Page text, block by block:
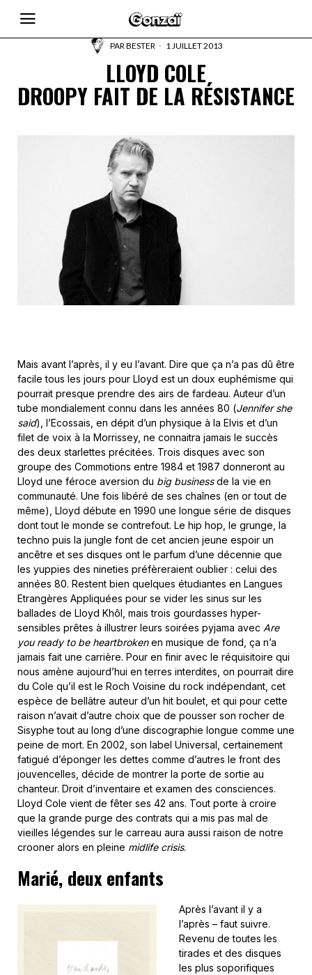
PARBESTER 1 JUILLET 2013
LLOYD COLE
DROOPY FAIT DE LA RÉSISTANCE
Mais avant l’après, il y eu l’avant. Dire que ça n’a pas dû être
facile tous les jours pour Lloyd est un doux euphémisme qui
pourrait presque prendre des airs de fardeau. Auteur d’un
tube mondialement connu dans les années 80 (Jennifer she
said), l’Ecossais, en dépit d’un physique à la Elvis et d’un
filet de voix à la Morrissey, ne connaitra jamais le succès
des deux starlettes précitées. Trois disques avec son
groupe des Commotions entre 1984 et 1987 donneront au
Lloyd une féroce aversion du big businessde la vie en
communauté. Une fois libéré de ses chaînes (en or tout de
même), Lloyd débute en 1990 une longue série de disques
dont tout le monde se contrefout. Le hip hop, le grunge, la
techno puis la jungle font de cet ancien jeune espoir un
ancêtre et ses disques ont le parfum d’une décennie que
les yuppies des nineties préfèreraient oublier : celui des
années 80. Restent bien quelques étudiantes en Langues
Etrangères Appliquées pour se vider les sinus sur les
ballades de Lloyd Khôl, mais trois gourdasses hyper-
sensibles prêtes à illustrer leurs soirées pyjama avec Are
you ready to be heartbrokenen musique de fond, ça n’a
jamais fait une carrière. Pour en finir avec le réquisitoire qui
nous amène aujourd’hui en terres interdites, on pourrait dire
du Cole qu’il est le Roch Voisine du rock indépendant, cet
espèce de bellâtre auteur d’un hit boulet, et qui pour cette
raison n’avait d’autre choix que de pousser son rocher de
Sisyphe tout au long d’une discographie longue comme une
peine de mort. En 2002, son label Universal, certainement
fatigué d’éponger les dettes comme d’autres le front des
jouvencelles, décide de montrer la porte de sortie au
chanteur. Droit d’inventaire et examen des consciences.
Lloyd Cole vient de fêter ses 42 ans. Tout porte à croire
que la grande purge des contrats qui a mis pas mal de
vieilles légendes sur le carreau aura aussi raison de notre
crooner alors en pleine midlife crisis.
Marié, deux enfants
Après l’avant il y a
l’après – faut suivre.
Revenu de toutes les
tirades et des disques
les plus soporifiques